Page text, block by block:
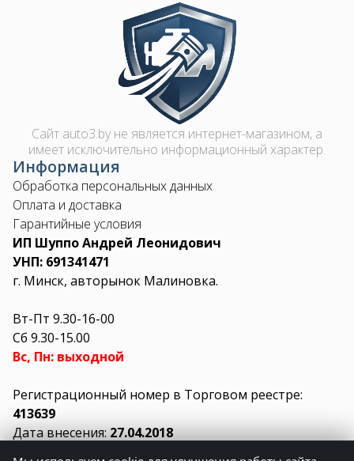
Image
Сайт auto3.by не является интернет-магазином, а
имеет исключительно информационный характер.
Информация
Обработка персональных данных
Оплата и доставка
Гарантийные условия
ИП Шуппо Андрей Леонидович
УНП: 691341471
г. Минск, авторынок Малиновка.
Вт-Пт 9.30-16-00
Сб 9.30-15.00
Вс, Пн: выходной
Регистрационный номер в Торговом реестре:
413639
Дата внесения:27.04.2018